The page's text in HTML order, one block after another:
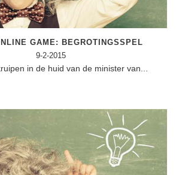
GAME: BEGROTINGSSPEL
9-2-2015
in de huid van de minister van...